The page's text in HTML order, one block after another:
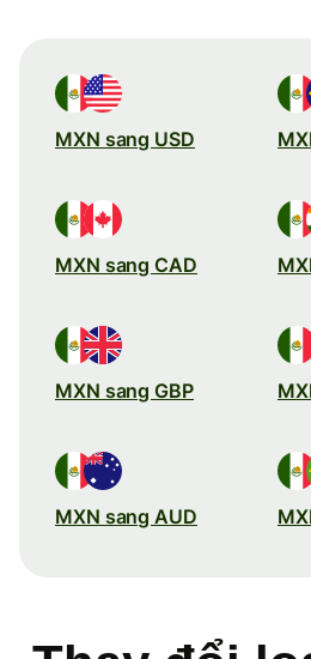
MXN sang USD
MXN sang CAD
MXN sang GBP
MXN sang AUD